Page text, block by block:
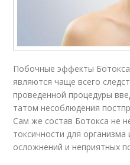
Побочные эффекты
являются чаще всего
проведенной процедуры
та­том несоблюдения
Сам же состав Ботокса не
токсичности для
осложнений и неприятных